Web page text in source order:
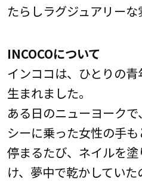
たらしラグジュアリーな
INCOCOについて
インココは、ひとりの
生まれました。
ある日のニューヨーク
シーに乗った女性の手
停まるたび、ネイルを
け、夢中で乾かしていた